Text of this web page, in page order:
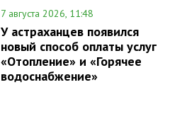
7 августа 2026, 11:48
У астраханцев появился
новый способ оплаты услуг
«Отопление» и «Горячее
водоснабжение»